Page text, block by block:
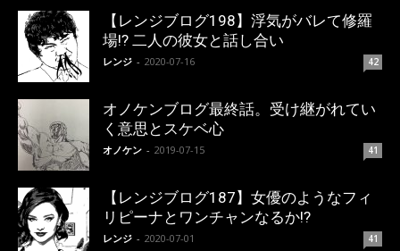
【レンジブログ198】浮気がバレて修羅
場!? 二人の彼女と話し合い
レンジ - 2020-07-16 42
オノケンブログ最終話。受け継がれてい
く意思とスケベ心
オノケン - 2019-07-15 41
【レンジブログ187】女優のようなフィ
リピーナとワンチャンなるか!?
レンジ - 2020-07-01 41